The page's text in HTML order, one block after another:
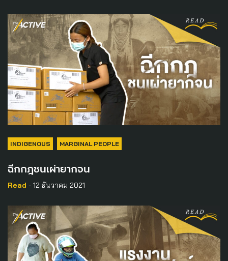
INDIGENOUS MARGINAL PEOPLE
ฉีกกฎชนเผ่ายากจน
Read - 12 ธันวาคม 2021